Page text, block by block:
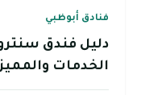
فنادق أبوظبي
دليل فندق
الخدمات